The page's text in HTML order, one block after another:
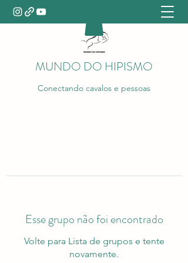
MUNDO DO HIPISMO
Conectando cavalos e pessoas
Esse grupo não foi encontrado
Volte para Lista de grupos e tente
novamente.